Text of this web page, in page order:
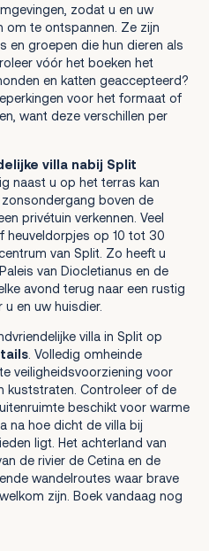
zodat u en uw
om te ontspannen. Ze zijn
en groepen die hun dieren als
vóór het boeken het
en katten geaccepteerd?
voor het formaat of
want deze verschillen per
villa nabij Split
naast u op het terras kan
boven de
privétuin verkennen. Veel
heuveldorpjes op 10 tot 30
van Split. Zo heeft u
van Diocletianus en de
avond terug naar een rustig
en uw huisdier.
villa in Split op
. Volledig omheinde
veiligheidsvoorziening voor
kuststraten. Controleer of de
beschikt voor warme
na hoe dicht de villa bij
ligt. Het achterland van
de rivier de Cetina en de
wandelroutes waar brave
zijn. Boek vandaag nog